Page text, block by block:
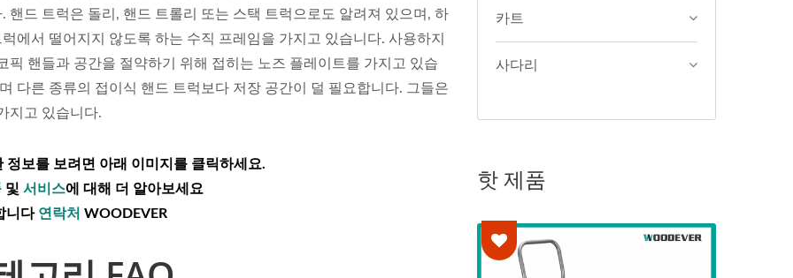
드 트럭은 돌리, 핸드 트롤리 또는 스택 트럭으로도 알려져 있으며, 하
에서 떨어지지 않도록 하는 수직 프레임을 가지고 있습니다. 사용하지
핸들과 공간을 절약하기 위해 접히는 노즈 플레이트를 가지고 있습
다른 종류의 접이식 핸드 트럭보다 저장 공간이 덜 필요합니다. 그들은
지고 있습니다.
정보를 보려면 아래 이미지를 클릭하세요.
및 서비스에 대해 더 알아보세요
니다 연락처 WOODEVER
카트
사다리
핫 제품